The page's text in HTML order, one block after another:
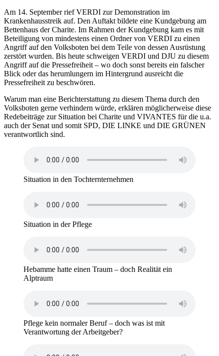
Am 14. September rief VERDI zur Demonstration im
Krankenhausstreik auf. Den Auftakt bildete eine Kundgebung am
Bettenhaus der Charite. Im Rahmen der Kundgebung kam es mit
Beteiligung von mindestens einen Ordner von VERDI zu einen
Angriff auf den Volksboten bei dem Teile von dessen Ausrüstung
zerstört wurden. Bis heute schweigen VERDI und DJU zu diesem
Angriff auf die Pressefreiheit – wo doch sonst bereits ein falscher
Blick oder das herumlungern im Hintergrund ausreicht die
Pressefreiheit zu beschwören.
Warum man eine Berichterstattung zu diesem Thema durch den
Volksboten gerne verhindern würde, erklären möglicherweise diese
Redebeiträge zur Situation bei Charite und VIVANTES für die u.a.
auch der Senat und somit SPD, DIE LINKE und DIE GRÜNEN
verantwortlich sind.
Situation in den Tochternternehmen
Situation in der Pflege
Hebamme hatte einen Traum – doch Realität ein
Alptraum
Pflege kein normaler Beruf – doch was ist mit
Verantwortung der Arbeitgeber?